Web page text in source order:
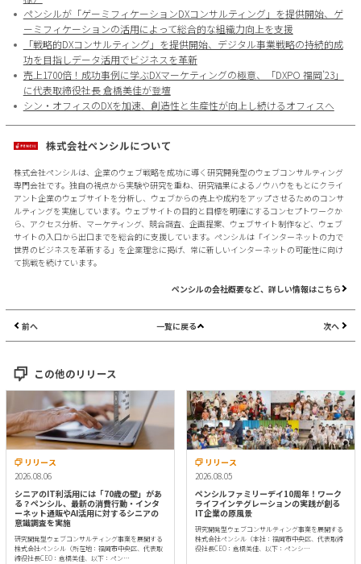
ペンシルが「ゲーミフィケーションDXコンサルティング」を提供開始、ゲ
ーミフィケーションの活用によって総合的な組織力向上を支援
「戦略的DXコンサルティング」を提供開始、デジタル事業戦略の持続的成
功を目指しデータ活用でビジネスを革新
売上1700倍！成功事例に学ぶDXマーケティングの極意、「DXPO 福岡’23」
に代表取締役社長 倉橋美佳が登壇
シン・オフィスのDXを加速、創造性と生産性が向上し続けるオフィスへ
株式会社ペンシルについて
株式会社ペンシルは、企業のウェブ戦略を成功に導く研究開発型のウェブコンサルティング
専門会社です。独自の視点から実験や研究を重ね、研究結果によるノウハウをもとにクライ
アント企業のウェブサイトを分析し、ウェブからの売上や成約をアップさせるためのコンサ
ルティングを実施しています。ウェブサイトの目的と目標を明確にするコンセプトワークか
ら、アクセス分析、マーケティング、競合調査、企画提案、ウェブサイト制作など、ウェブ
サイトの入口から出口までを総合的に支援しています。ペンシルは「インターネットの力で
世界のビジネスを革新する」を企業理念に掲げ、常に新しいインターネットの可能性に向け
て挑戦を続けています。
ペンシルの会社概要など、詳しい情報はこちら
前へ 一覧に戻る 次へ
この他のリリース
リリース
2026.08.06
シニアのIT利活用には「70歳の壁」があ
る？ペンシル、最新の消費行動・インタ
ーネット通販やAI活用に対するシニアの
意識調査を実施
研究開発型ウェブコンサルティング事業を展開する
株式会社ペンシル（所在地：福岡市中央区、代表取
締役社長CEO：倉橋美佳、以下：ペン…
リリース
2026.08.05
ペンシルファミリーデイ10周年！ワーク
ライフインテグレーションの実践が創る
IT企業の原風景
研究開発型ウェブコンサルティング事業を展開する
株式会社ペンシル（本社：福岡市中央区、代表取締
役社長CEO：倉橋美佳、以下：ペンシ…